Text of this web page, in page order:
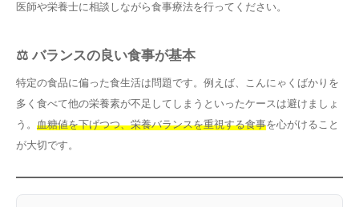
医師や栄養士に相談しながら食事療法を行ってください。
⚖️ バランスの良い食事が基本
特定の食品に偏った食生活は問題です。例えば、こんにゃくばかりを
多く食べて他の栄養素が不足してしまうといったケースは避けましょ
う。 血糖値を下げつつ、栄養バランスを重視する食事を心がけること
が大切です。